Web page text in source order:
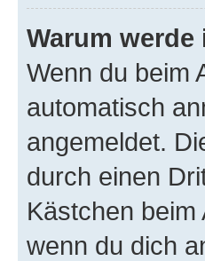
Warum
Wenn du beim
automatisch
angemeldet.
durch einen
Kästchen
wenn du dich